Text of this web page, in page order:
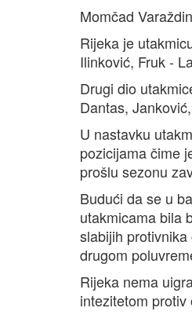
Momčad
Rijeka je
Ilinković, Fruk -
Drugi dio
Dantas,
U nastavku
pozicijama čime
prošlu sezonu
Budući da se u
utakmicama bila
slabijih
drugom
Rijeka nema
intezitetom